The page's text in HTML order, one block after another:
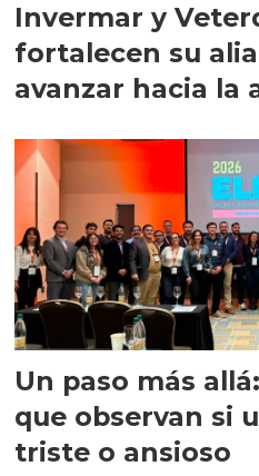
Invermar y
fortalecen su
avanzar hacia la
Un paso más
que observan si
triste o ansioso